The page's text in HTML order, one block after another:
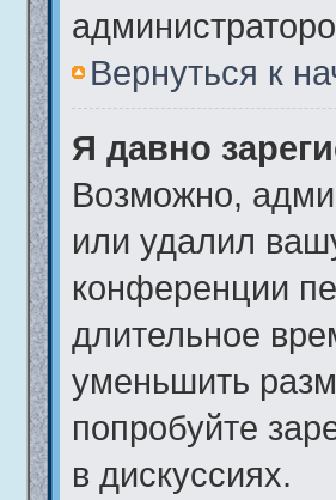
Вернуться к
Я давно
Возможно,
или удалил
конференции
длительное
уменьшить
попробуйте
в дискуссиях.